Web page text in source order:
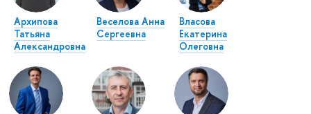
Архипова
Татьяна
Александровна
Веселова Анна
Сергеевна
Власова
Екатерина
Олеговна